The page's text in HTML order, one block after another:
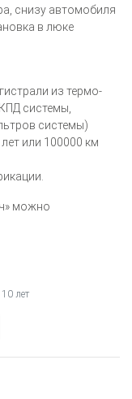
снизу автомобиля
в люке
из термо-
системы,
системы)
или 100000 км
можно
лет